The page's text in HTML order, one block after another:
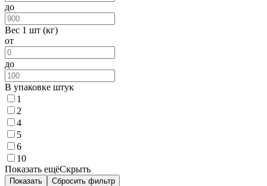
до
Вес 1 шт (кг)
от
до
В упаковке штук
1
2
4
5
6
10
Показать ещёСкрыть
Показать Сбросить фильтр